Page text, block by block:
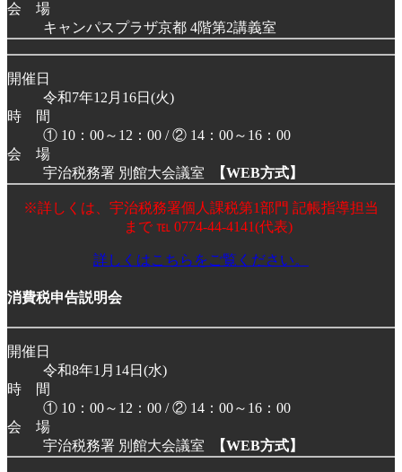
会 場
キャンパスプラザ京都 4階第2講義室
開催日
令和7年12月16日(火)
時 間
① 10：00～12：00 / ② 14：00～16：00
会 場
宇治税務署 別館大会議室
【WEB方式】
※詳しくは、宇治税務署個人課税第1部門 記帳指導担当
まで ℡ 0774-44-4141(代表)
詳しくはこちらをご覧ください。
消費税申告説明会
開催日
令和8年1月14日(水)
時 間
① 10：00～12：00 / ② 14：00～16：00
会 場
宇治税務署 別館大会議室
【WEB方式】